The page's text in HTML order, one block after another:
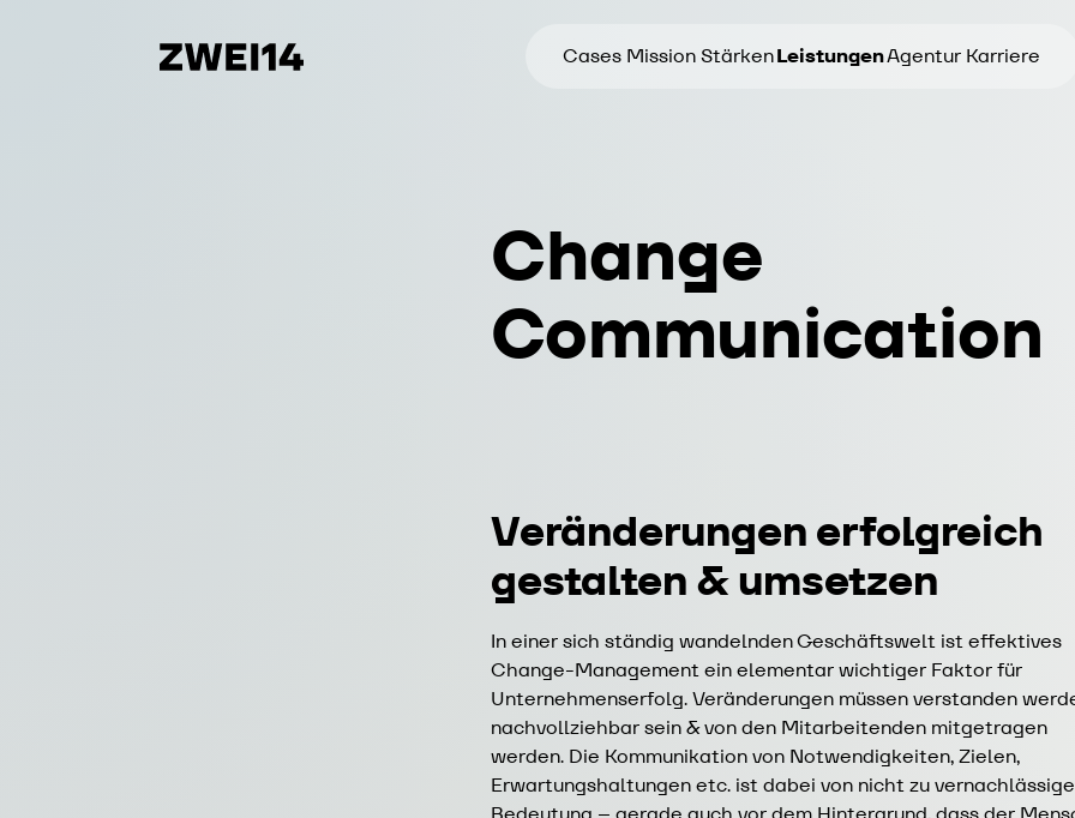
Cases Mission StärkenLeistungenAgentur Karriere
Change
Communication
Veränderungen erfolgreich
gestalten & umsetzen
In einer sich ständig wandelnden Geschäftswelt ist effektives
Change-Management ein elementar wichtiger Faktor für
Unternehmenserfolg. Veränderungen müssen verstanden
nachvollziehbar sein & von den Mitarbeitenden mitgetragen
werden. Die Kommunikation von Notwendigkeiten, Zielen,
Erwartungshaltungen etc. ist dabei von nicht zu